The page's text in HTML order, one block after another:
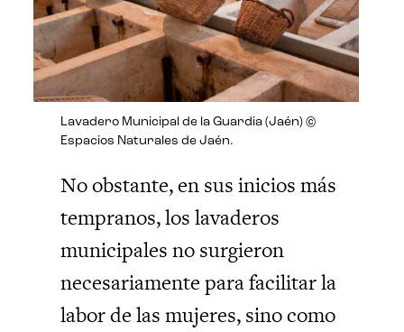
Lavadero Municipal de la Guardia (Jaén) ©
Espacios Naturales de Jaén.
No obstante, en sus inicios más
tempranos, los lavaderos
municipales no surgieron
necesariamente para facilitar la
labor de las mujeres, sino como